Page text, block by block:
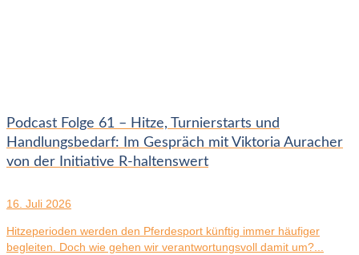
Podcast Folge 61 – Hitze, Turnierstarts und
Handlungsbedarf: Im Gespräch mit Viktoria Auracher
von der Initiative R-haltenswert
16. Juli 2026
Hitzeperioden werden den Pferdesport künftig immer häufiger
begleiten. Doch wie gehen wir verantwortungsvoll damit um?...